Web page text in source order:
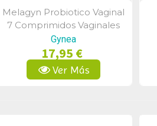
Vista Rápida
Melagyn Probiotico Vaginal
7 Comprimidos Vaginales
Gynea
17,95 €
Ver Más